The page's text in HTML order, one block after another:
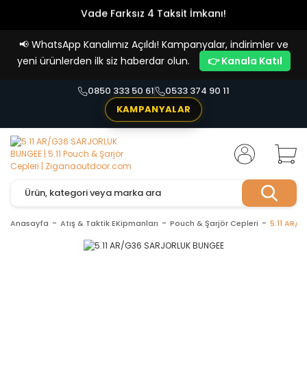
Vade Farksız 4 Taksit İmkanı!
📢 WhatsApp Kanalımız Açıldı! Kampanyalar, indirimler ve
yeni ürünlerden ilk siz haberdar olun.
👉 Kanala Katıl
0850 333 50 61
0533 374 90 11
KAMPANYALAR
Anasayfa Atış & Taktik EKipmanları Pouch & Şarjör Cepleri 5.11 AR/